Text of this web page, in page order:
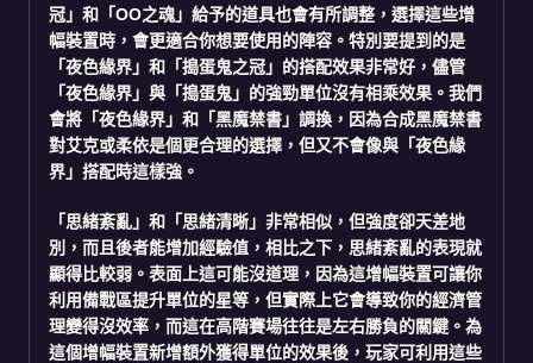
冠」和「OO之魂」給予的道具也會有所調整，選擇這些增
幅裝置時，會更適合你想要使用的陣容。特別要提到的是
「夜色緣界」和「搗蛋鬼之冠」的搭配效果非常好，儘管
「夜色緣界」與「搗蛋鬼」的強勁單位沒有相乘效果。我們
會將「夜色緣界」和「黑魔禁書」調換，因為合成黑魔禁書
對艾克或柔依是個更合理的選擇，但又不會像與「夜色緣
界」搭配時這樣強。
「思緒紊亂」 和「思緒清晰」非常相似，但強度卻天差地
別，而且後者能增加經驗值，相比之下，思緒紊亂的表現就
顯得比較弱。表面上這可能沒道理，因為這增幅裝置可讓你
利用備戰區提升單位的星等，但實際上它會導致你的經濟管
理變得沒效率，而這在高階賽場往往是左右勝負的關鍵。為
這個增幅裝置新增額外獲得單位的效果後，玩家可利用這些